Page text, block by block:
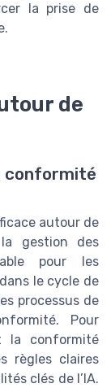
la prise de
de
conformité
autour de
la gestion des
pour les
le cycle de
processus de
Pour
la conformité
règles claires
clés de l’IA.